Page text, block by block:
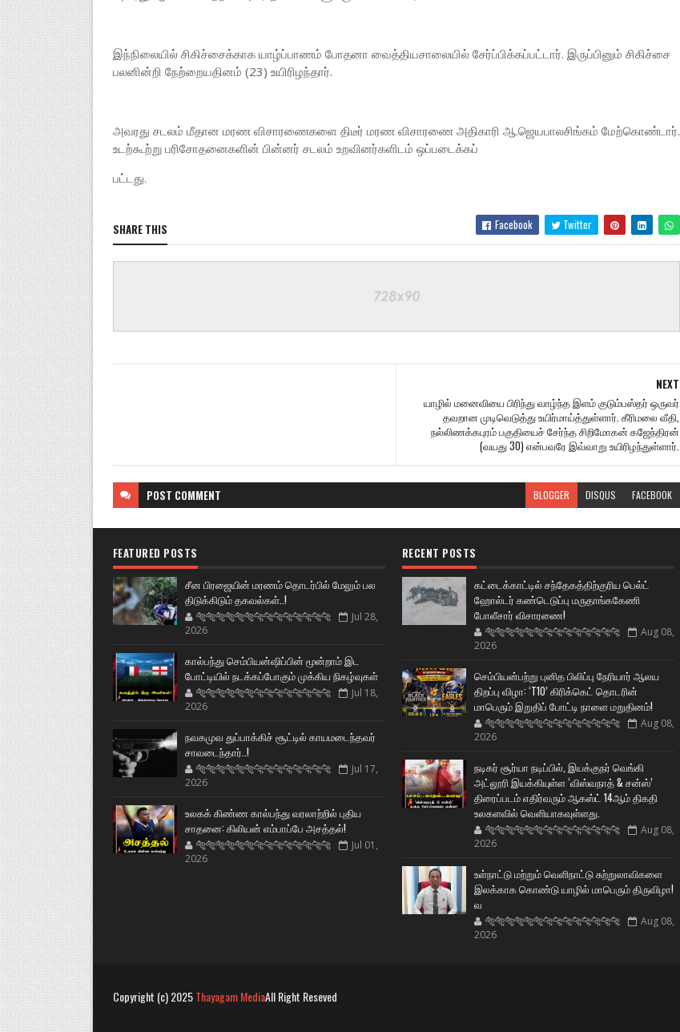
இந்நிலையில் சிகிச்சைக்காக யாழ்ப்பாணம் போதனா வைத்தியசாலையில் சேர்ப்பிக்கப்பட்டார். இருப்பினும் சிகிச்சை
பலனின்றி நேற்றையதினம் (23) உயிரிழந்தார்.
அவரது சடலம் மீதான மரண விசாரணைகளை திடீர் மரண விசாரணை அதிகாரி ஆ.ஜெயபாலசிங்கம் மேற்கொண்டார்.
உடற்கூற்று பரிசோதனைகளின் பின்னர் சடலம் உறவினர்களிடம் ஒப்படைக்கப்
பட்டது.
SHARE THIS Facebook Twitter
NEXT
யாழில் மனைவியை பிரிந்து வாழ்ந்த இளம் குடும்பஸ்தர் ஒருவர்
தவறான முடிவெடுத்து உயிர்மாய்த்துள்ளார். கீரிமலை வீதி,
நல்லிணக்கபுரம் பகுதியைச் சேர்ந்த சிறிமோகன் கஜேந்திரன்
(வயது 30) என்பவரே இவ்வாறு உயிரிழந்துள்ளார்.
POST COMMENT BLOGGER DISQUS FACEBOOK
FEATURED POSTS
சீன பிரஜையின் மரணம் தொடர்பில் மேலும் பல
திடுக்கிடும் தகவல்கள்..!
🐅🐅🐅🐅🐅🐅🐆🐆🐆🐆🐆🐆🐆🐆
Jul 28,
2026
கால்பந்து செம்பியன்ஷிப்பின் மூன்றாம் இட
போட்டியில் நடக்கப்போகும் முக்கிய நிகழ்வுகள்
🐅🐅🐅🐅🐅🐅🐆🐆🐆🐆🐆🐆🐆🐆
Jul 18,
2026
நவகமுவ துப்பாக்கிச் சூட்டில் காயமடைந்தவர்
சாவடைந்தார்..!
🐅🐅🐅🐅🐅🐅🐆🐆🐆🐆🐆🐆🐆🐆
Jul 17,
2026
உலகக் கிண்ண கால்பந்து வரலாற்றில் புதிய
சாதனை: கிலியன் எம்பாப்பே அசத்தல்!
🐅🐅🐅🐅🐅🐅🐆🐆🐆🐆🐆🐆🐆🐆
Jul 01,
2026
RECENT POSTS
கட்டைக்காட்டில் சந்தேகத்திற்குரிய பெல்ட்
ஹோல்டர் கண்டெடுப்பு மருதாங்ககேணி
போலீசார் விசாரணை!
🐅🐅🐅🐅🐅🐅🐆🐆🐆🐆🐆🐆🐆🐆
Aug 08,
2026
செம்பியன்பற்று புனித பிலிப்பு நேரியார் ஆலய
திறப்பு விழா: ‘T10’ கிரிக்கெட் தொடரின்
மாபெரும் இறுதிப் போட்டி நாளை மறுதினம்!
🐅🐅🐅🐅🐅🐅🐆🐆🐆🐆🐆🐆🐆🐆
Aug 08,
2026
நடிகர் சூர்யா நடிப்பில், இயக்குநர் வெங்கி
அட்லூரி இயக்கியுள்ள ‘விஸ்வநாத் & சன்ஸ்’
திரைப்படம் எதிர்வரும் ஆகஸ்ட் 14ஆம் திகதி
உலகளவில் வெளியாகவுள்ளது.
🐅🐅🐅🐅🐅🐅🐆🐆🐆🐆🐆🐆🐆🐆
Aug 08,
2026
உள்நாட்டு மற்றும் வெளிநாட்டு சுற்றுலாவிகளை
இலக்காக கொண்டு யாழில் மாபெரும் திருவிழா!
வ
🐅🐅🐅🐅🐅🐅🐆🐆🐆🐆🐆🐆🐆🐆
Aug 08,
2026
Copyright (c) 2025Thayagam MediaAll Right Reseved